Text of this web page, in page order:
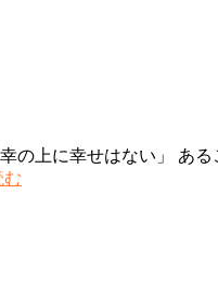
の上に幸せはない」 あ
む